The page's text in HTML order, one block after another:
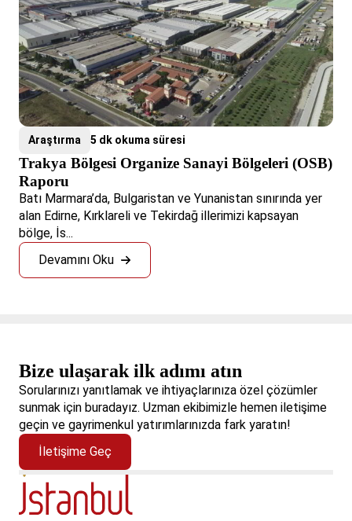
Araştırma 5 dk okuma süresi
Trakya Bölgesi Organize Sanayi Bölgeleri (OSB)
Raporu
Batı Marmara’da, Bulgaristan ve Yunanistan sınırında yer
alan Edirne, Kırklareli ve Tekirdağ illerimizi kapsayan
bölge, İs...
Devamını Oku
Bize ulaşarak ilk adımı atın
Sorularınızı yanıtlamak ve ihtiyaçlarınıza özel çözümler
sunmak için buradayız. Uzman ekibimizle hemen iletişime
geçin ve gayrimenkul yatırımlarınızda fark yaratın!
İletişime Geç